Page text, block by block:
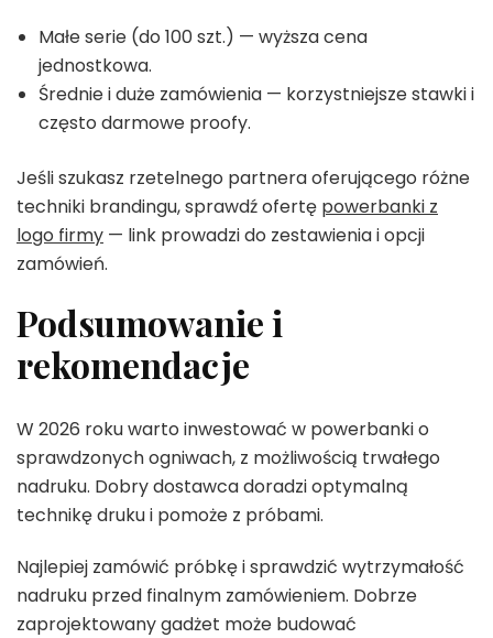
Małe serie (do 100 szt.) — wyższa cena
jednostkowa.
Średnie i duże zamówienia — korzystniejsze stawki i
często darmowe proofy.
Jeśli szukasz rzetelnego partnera oferującego różne
techniki brandingu, sprawdź ofertę powerbanki z
logo firmy — link prowadzi do zestawienia i opcji
zamówień.
Podsumowanie i
rekomendacje
W 2026 roku warto inwestować w powerbanki o
sprawdzonych ogniwach, z możliwością trwałego
nadruku. Dobry dostawca doradzi optymalną
technikę druku i pomoże z próbami.
Najlepiej zamówić próbkę i sprawdzić wytrzymałość
nadruku przed finalnym zamówieniem. Dobrze
zaprojektowany gadżet może budować